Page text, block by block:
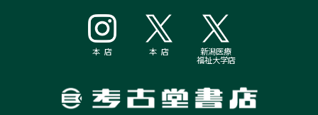
本 店 本 店 新潟医療
福祉大学店